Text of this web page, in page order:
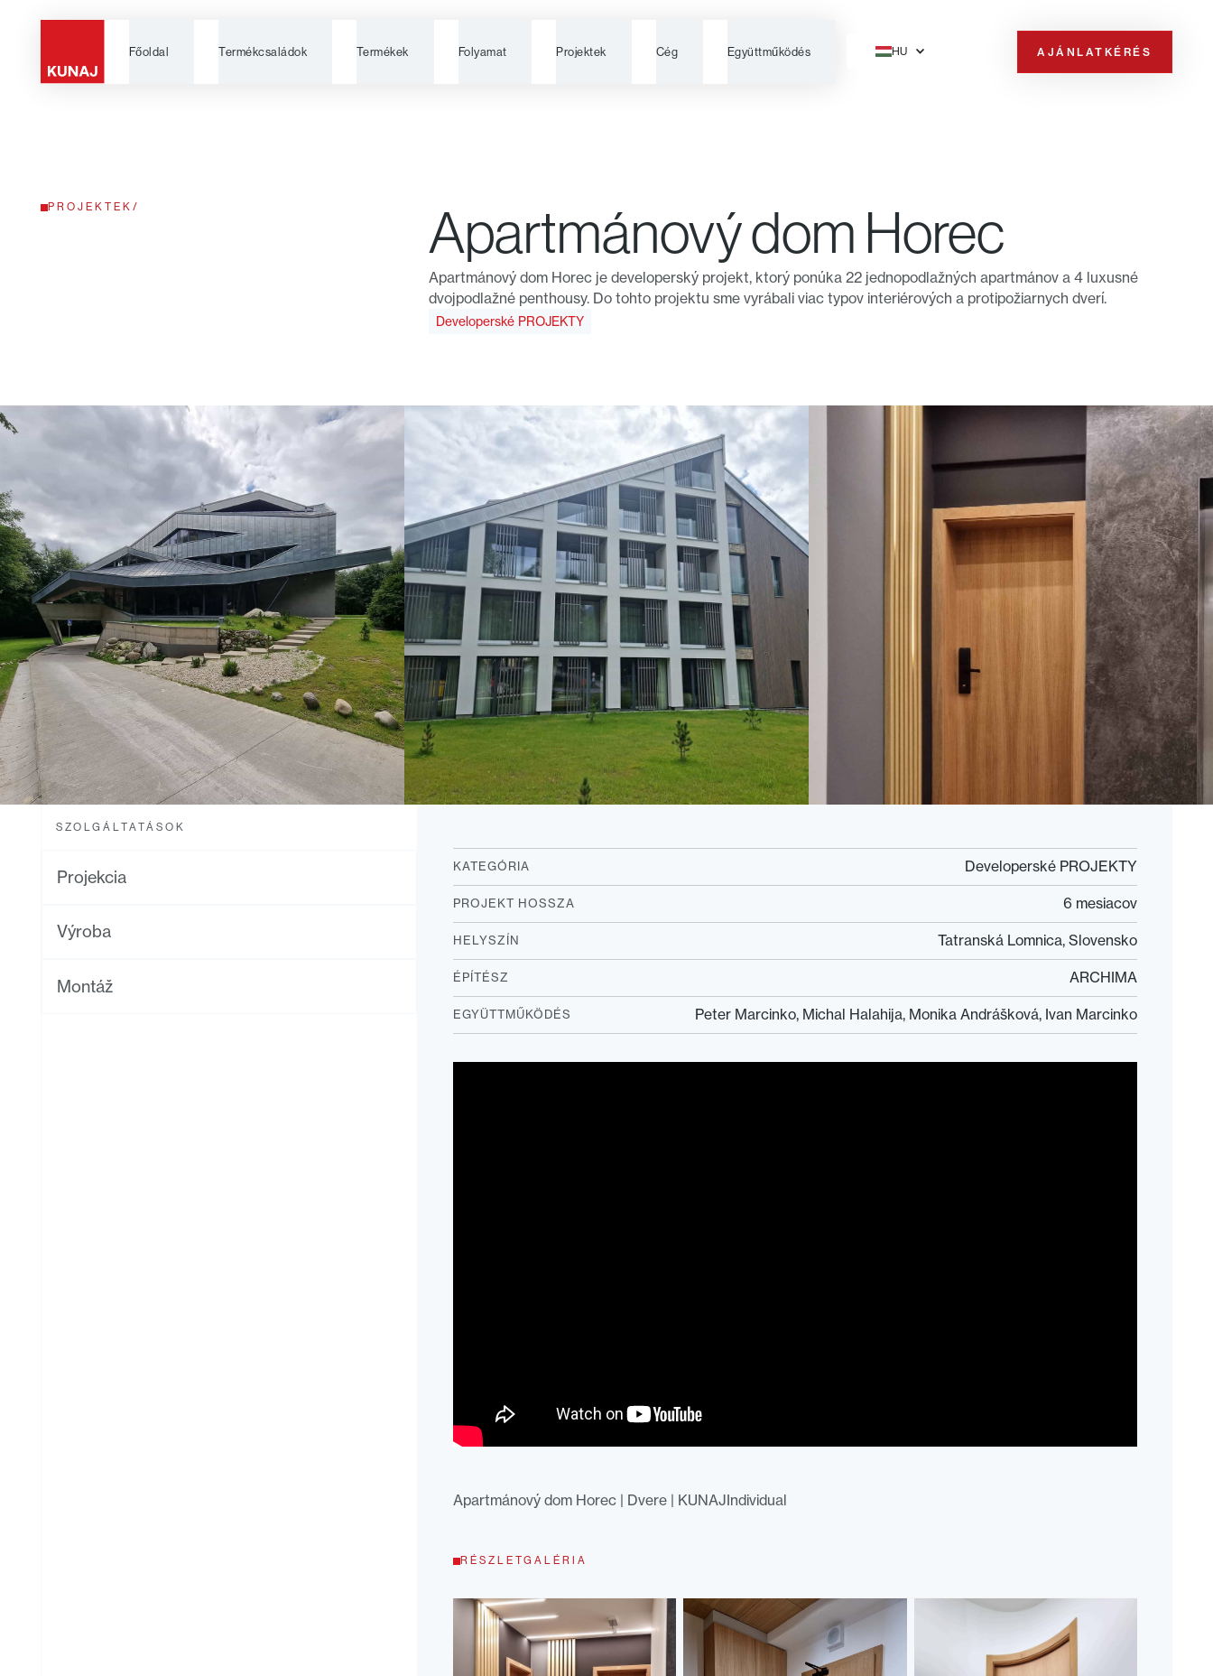
Főoldal Termékcsaládok Termékek Folyamat Projektek Cég Együttműködés HU AJÁNLATKÉRÉS
PROJEKTEK / Apartmánový dom Horec
Apartmánový dom Horec je developerský projekt, ktorý ponúka 22 jednopodlažných apartmánov a 4 luxusné
dvojpodlažné penthousy. Do tohto projektu sme vyrábali viac typov interiérových a protipožiarnych dverí.
Developerské PROJEKTY
SZOLGÁLTATÁSOK
Projekcia
Výroba
Montáž
KATEGÓRIA Developerské PROJEKTY
PROJEKT HOSSZA 6 mesiacov
HELYSZÍN Tatranská Lomnica, Slovensko
ÉPÍTÉSZ ARCHIMA
EGYÜTTMŰKÖDÉS Peter Marcinko, Michal Halahija, Monika Andrášková, Ivan Marcinko
Apartmánový dom Horec | Dvere | KUNAJIndividual
RÉSZLETGALÉRIA